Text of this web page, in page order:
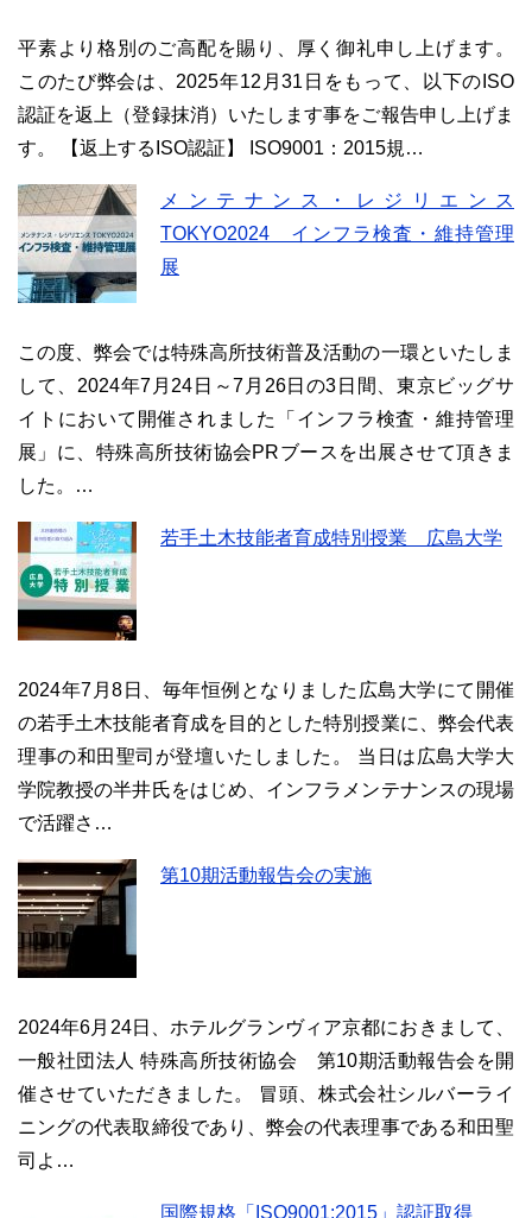
平素より格別のご高配を賜り、厚く御礼申し上げます。
このたび弊会は、2025年12月31日をもって、以下のISO
認証を返上（登録抹消）いたします事をご報告申し上げま
す。 【返上するISO認証】 ISO9001：2015規…
メンテナンス・レジリエンス
TOKYO2024 インフラ検査・維持管理
展
この度、弊会では特殊高所技術普及活動の一環といたしま
して、2024年7月24日～7月26日の3日間、東京ビッグサ
イトにおいて開催されました「インフラ検査・維持管理
展」に、特殊高所技術協会PRブースを出展させて頂きま
した。…
若手土木技能者育成特別授業 広島大学
2024年7月8日、毎年恒例となりました広島大学にて開催
の若手土木技能者育成を目的とした特別授業に、弊会代表
理事の和田聖司が登壇いたしました。 当日は広島大学大
学院教授の半井氏をはじめ、インフラメンテナンスの現場
で活躍さ…
第10期活動報告会の実施
2024年6月24日、ホテルグランヴィア京都におきまして、
一般社団法人 特殊高所技術協会 第10期活動報告会を開
催させていただきました。 冒頭、株式会社シルバーライ
ニングの代表取締役であり、弊会の代表理事である和田聖
司よ…
国際規格「ISO9001:2015」認証取得